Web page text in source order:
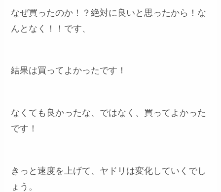
なぜ買ったのか！？絶対に良いと思ったから！な
んとなく！！です、
結果は買ってよかったです！
なくても良かったな、ではなく、買ってよかった
です！
きっと速度を上げて、ヤドリは変化していくでし
ょう。